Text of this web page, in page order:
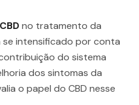
CBDno tratamento da
se intensificado por conta
do sistema
dos sintomas da
o papel do CBD nesse